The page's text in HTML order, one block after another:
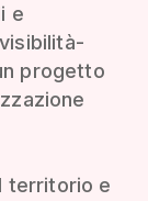
e
progetto
territorio e